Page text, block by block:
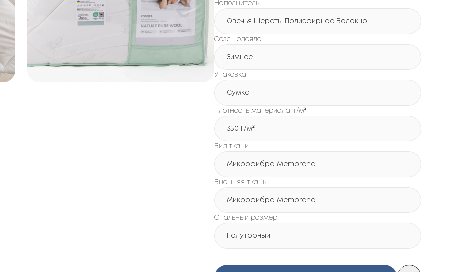
Наполнитель
Овечья Шерсть, Полиэфирное Волокно
Сезон одеяла
Зимнее
Упаковка
Сумка
Плотность материала, г/м²
350 Г/м²
Вид ткани
Микрофибра Membrana
Внешняя ткань
Микрофибра Membrana
Спальный размер
Полуторный